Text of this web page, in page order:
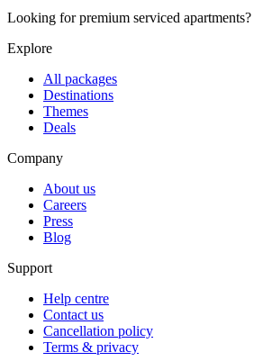
Looking for premium serviced apartments?
Explore
All packages
Destinations
Themes
Deals
Company
About us
Careers
Press
Blog
Support
Help centre
Contact us
Cancellation policy
Terms & privacy